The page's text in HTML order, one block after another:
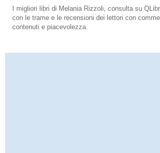
I migliori libri di Melania Rizzoli, consulta su
con le trame e le recensioni dei lettori con
contenuti e piacevolezza.